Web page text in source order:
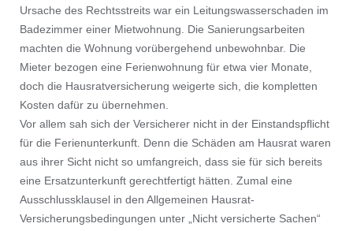
Ursache des Rechtsstreits war ein Leitungswasserschaden im
Badezimmer einer Mietwohnung. Die Sanierungsarbeiten
machten die Wohnung vorübergehend unbewohnbar. Die
Mieter bezogen eine Ferienwohnung für etwa vier Monate,
doch die Hausratversicherung weigerte sich, die kompletten
Kosten dafür zu übernehmen.
Vor allem sah sich der Versicherer nicht in der Einstandspflicht
für die Ferienunterkunft. Denn die Schäden am Hausrat waren
aus ihrer Sicht nicht so umfangreich, dass sie für sich bereits
eine Ersatzunterkunft gerechtfertigt hätten. Zumal eine
Ausschlussklausel in den Allgemeinen Hausrat-
Versicherungsbedingungen unter „Nicht versicherte Sachen“